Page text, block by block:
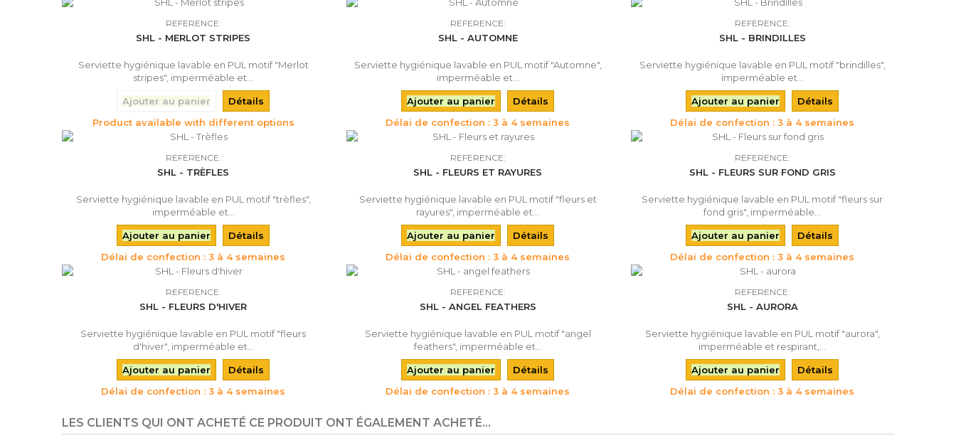
REFERENCE:
SHL - MERLOT STRIPES
Serviette hygiénique lavable en PUL motif "Merlot
stripes", imperméable et...
Ajouter au panier
Détails
Product available with different options
REFERENCE:
SHL - AUTOMNE
Serviette hygiénique lavable en PUL motif "Automne",
imperméable et...
Ajouter au panier
Détails
Délai de confection : 3 à 4 semaines
REFERENCE:
SHL - BRINDILLES
Serviette hygiénique lavable en PUL motif "brindilles",
imperméable et...
Ajouter au panier
Détails
Délai de confection : 3 à 4 semaines
REFERENCE:
SHL - TRÈFLES
Serviette hygiénique lavable en PUL motif "trèfles",
imperméable et...
Ajouter au panier
Détails
Délai de confection : 3 à 4 semaines
REFERENCE:
SHL - FLEURS ET RAYURES
Serviette hygiénique lavable en PUL motif "fleurs et
rayures", imperméable et...
Ajouter au panier
Détails
Délai de confection : 3 à 4 semaines
REFERENCE:
SHL - FLEURS SUR FOND GRIS
Serviette hygiénique lavable en PUL motif "fleurs sur
fond gris", imperméable...
Ajouter au panier
Détails
Délai de confection : 3 à 4 semaines
REFERENCE:
SHL - FLEURS D'HIVER
Serviette hygiénique lavable en PUL motif "fleurs
d'hiver", imperméable et...
Ajouter au panier
Détails
Délai de confection : 3 à 4 semaines
REFERENCE:
SHL - ANGEL FEATHERS
Serviette hygiénique lavable en PUL motif "angel
feathers", imperméable et...
Ajouter au panier
Détails
Délai de confection : 3 à 4 semaines
REFERENCE:
SHL - AURORA
Serviette hygiénique lavable en PUL motif "aurora",
imperméable et respirant,...
Ajouter au panier
Détails
Délai de confection : 3 à 4 semaines
LES CLIENTS QUI ONT ACHETÉ CE PRODUIT ONT ÉGALEMENT ACHETÉ...